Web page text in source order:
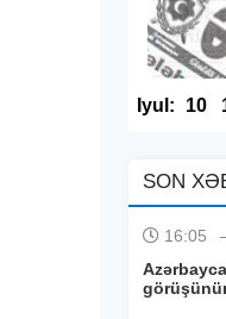
Iyul: 10
SON
16:05